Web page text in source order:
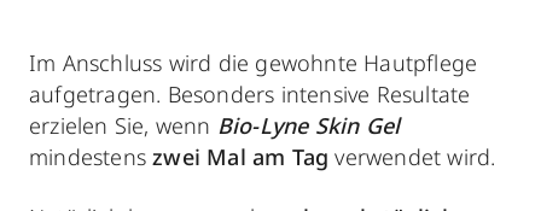
Im Anschluss wird die gewohnte Hautpflege
aufgetragen. Besonders intensive Resultate
erzielen Sie, wenn Bio-Lyne Skin Gel
mindestenszwei Mal am Tagverwendet wird.